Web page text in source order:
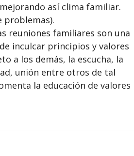
así clima familiar.
problemas).
reuniones familiares son una
inculcar principios y valores
a los demás, la escucha, la
unión entre otros de tal
la educación de valores